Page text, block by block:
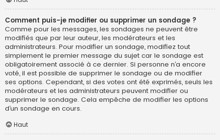
Comment puis-je modifier ou supprimer un sondage ?
Comme pour les messages, les sondages ne peuvent être
modifiés que par leur auteur, les modérateurs et les
administrateurs. Pour modifier un sondage, modifiez tout
simplement le premier message du sujet car le sondage est
obligatoirement associé à ce dernier. Si personne n’a encore
voté, il est possible de supprimer le sondage ou de modifier
ses options. Cependant, si des votes ont été exprimés, seuls les
modérateurs et les administrateurs peuvent modifier ou
supprimer le sondage. Cela empêche de modifier les options
d’un sondage en cours.
Haut